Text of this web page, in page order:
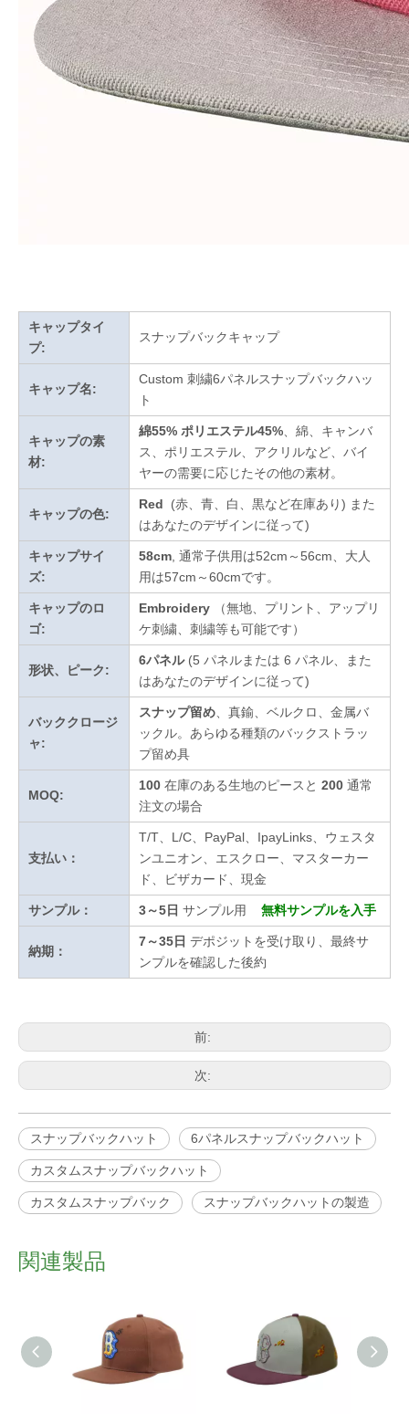
キャップタイ
プ:
スナップバックキャップ
キャップ名:
Custom 刺繍6パネルスナップバックハッ
ト
キャップの素
材:
綿55% ポリエステル45% 、綿、キャンバ
ス、ポリエステル、アクリルなど、バイ
ヤーの需要に応じたその他の素材。
キャップの色:
Red (赤、青、白、黒など在庫あり) また
はあなたのデザインに従って)
キャップサイ
ズ:
58cm , 通常子供用は52cm～56cm、大人
用は57cm～60cmです。
キャップのロ
ゴ:
Embroidery （無地、プリント、アップリ
ケ刺繍、刺繍等も可能です）
形状、ピーク:
6パネル (5 パネルまたは 6 パネル、また
はあなたのデザインに従って)
バッククロージ
ャ:
スナップ留め 、真鍮、ベルクロ、金属バ
ックル。あらゆる種類のバックストラッ
プ留め具
MOQ:
100 在庫のある生地のピースと 200 通常
注文の場合
支払い：
T/T、L/C、PayPal、IpayLinks、ウェスタ
ンユニオン、エスクロー、マスターカー
ド、ビザカード、現金
サンプル： 3～5日 サンプル用 無料サンプルを入手
納期：
7～35日 デポジットを受け取り、最終サ
ンプルを確認した後約
前:
次:
スナップバックハット 6パネルスナップバックハット
カスタムスナップバックハット
カスタムスナップバック スナップバックハットの製造
関連製品